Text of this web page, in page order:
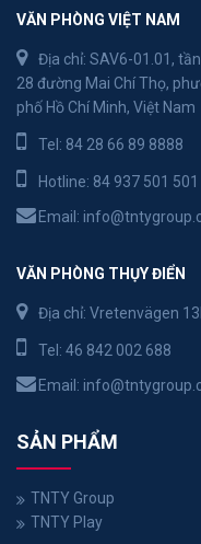
VĂN PHÒNG VIỆT NAM
Địa chỉ: SAV6-01.01,
28 đường Mai Chí Thọ,
phố Hồ Chí Minh, Việt Nam
Tel: 84 28 66 89 8888
Hotline: 84 937 501 501
Email:
VĂN PHÒNG THỤY ĐIỂN
Địa chỉ: Vretenvägen
Tel: 46 842 002 688
Email:
SẢN PHẨM
TNTY Group
TNTY Play